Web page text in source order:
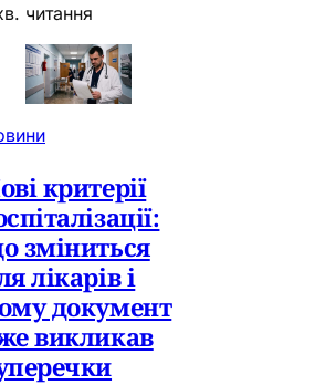
читання
критерії
зміниться
лікарів і
документ
викликав